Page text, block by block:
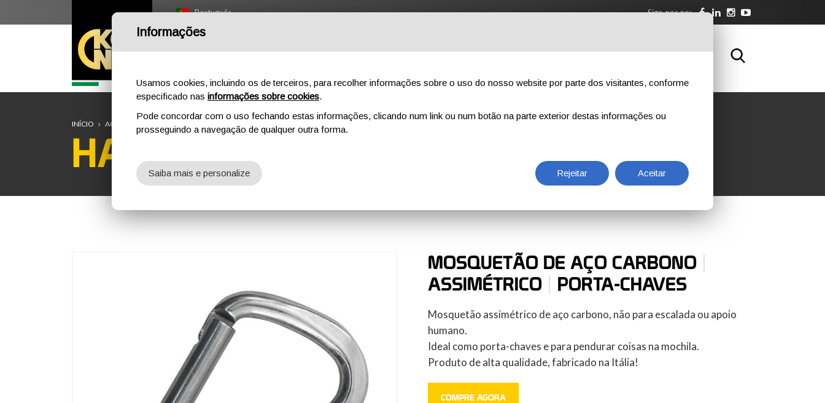
Português Siga-nos no:
INÍCIO AO AR LIVRE PROFISSIONAL COMPONENTES SOBRE NÓS DOWNLOAD CONTATOS
INÍCIO AO AR LIVRE PROFISSIONAL COMPONENTES MOSQUETÕES/CONECTORES
HARNESS CARBON
MOSQUETÃO DE AÇO CARBONO |
ASSIMÉTRICO | PORTA-CHAVES
Mosquetão assimétrico de aço carbono, não para escalada ou apoio
humano.
Ideal como porta-chaves e para pendurar coisas na mochila.
Produto de alta qualidade, fabricado na Itália!
COMPRE AGORA
Informações
Usamos cookies, incluindo os de terceiros, para recolher informações sobre o uso do nosso website por parte dos visitantes, conforme
especificado nas informações sobre cookies.
Pode concordar com o uso fechando estas informações, clicando num link ou num botão na parte exterior destas informações ou
prosseguindo a navegação de qualquer outra forma.
Rejeitar Aceitar
Saiba mais e personalize